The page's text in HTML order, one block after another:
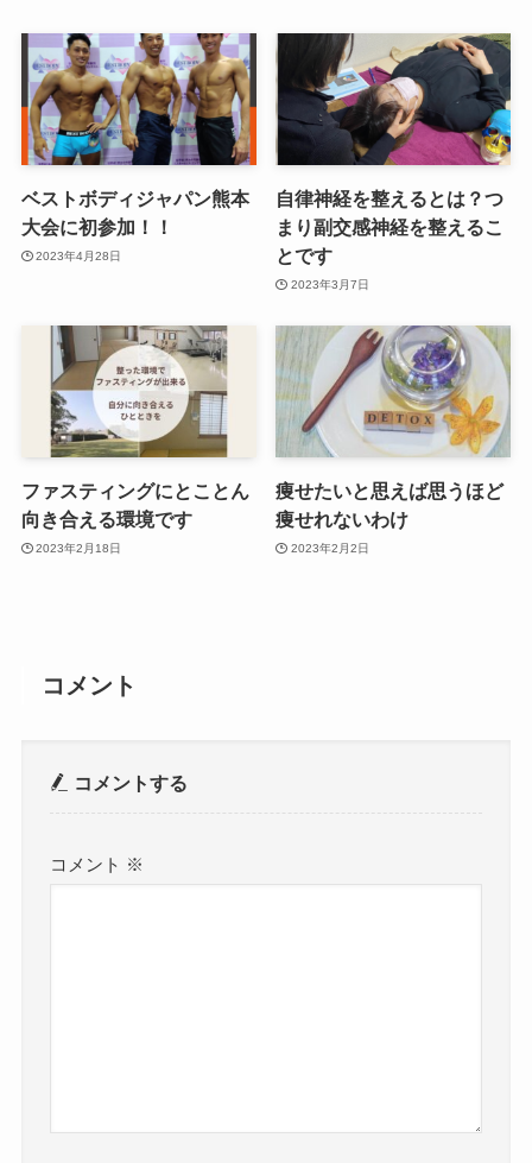
ベストボディジャパン熊本
大会に初参加！！
2023年4月28日
自律神経を整えるとは？つ
まり副交感神経を整えるこ
とです
2023年3月7日
ファスティングにとことん
向き合える環境です
2023年2月18日
痩せたいと思えば思うほど
痩せれないわけ
2023年2月2日
コメント
コメントする
コメント ※